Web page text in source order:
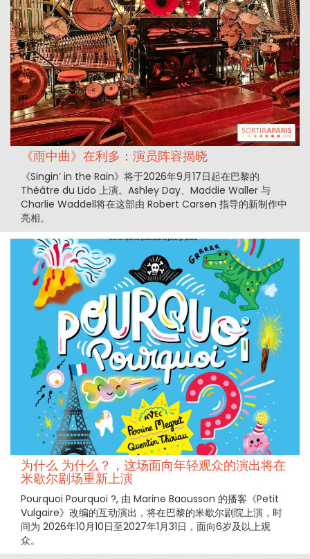
《雨中曲》在利多：演员阵容揭晓
《Singin’ in the Rain》将于2026年9月17日起在巴黎的
Théâtre du Lido 上演。Ashley Day、Maddie Waller 与
Charlie Waddell将在这部由 Robert Carsen 指导的新制作中
亮相。
为什么 为什么？，这场面向年轻观众的演出将在
米歇尔剧场重新上演
Pourquoi Pourquoi ?, 由 Marine Baousson 的播客《Petit
Vulgaire》改编的互动演出，将在巴黎的米歇尔剧院上演，时
间为 2026年10月10日至2027年1月31日，面向6岁及以上观
众。